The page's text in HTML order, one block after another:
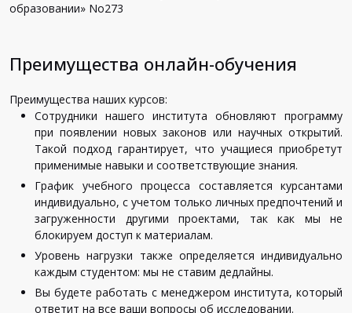
образовании» No273
Преимущества онлайн-обучения
Преимущества наших курсов:
Сотрудники нашего института обновляют программу
при появлении новых законов или научных открытий.
Такой подход гарантирует, что учащиеся приобретут
применимые навыки и соответствующие знания.
График учебного процесса составляется курсантами
индивидуально, с учетом только личных предпочтений и
загруженности
другими проектами, так как мы
не
блокируем доступ к материалам.
Уровень нагрузки также определяется индивидуально
каждым студентом: мы не ставим дедлайны.
Вы будете работать с менеджером института, который
ответит на все ваши вопросы об исследовании.